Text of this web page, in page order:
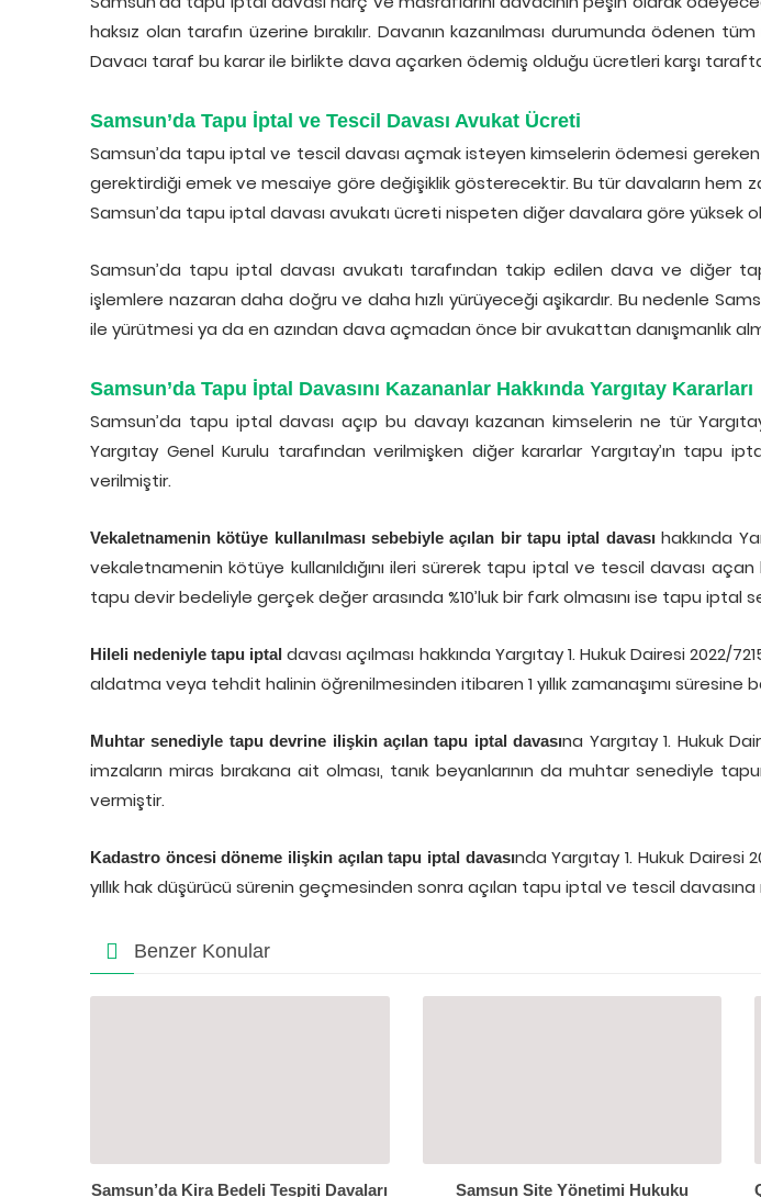
haksız olan tarafın üzerine bırakılır. Davanın kazanılması durumunda ödenen
Davacı taraf bu karar ile birlikte dava açarken ödemiş olduğu ücretleri karşı
Samsun’da Tapu İptal ve Tescil Davası Avukat Ücreti
Samsun’da tapu iptal ve tescil davası açmak isteyen kimselerin ödemesi
gerektirdiği emek ve mesaiye göre değişiklik gösterecektir. Bu tür davaların
Samsun’da tapu iptal davası avukatı ücreti nispeten diğer davalara göre yüksek
Samsun’da tapu iptal davası avukatı tarafından takip edilen dava ve diğer
işlemlere nazaran daha doğru ve daha hızlı yürüyeceği aşikardır. Bu nedenle
ile yürütmesi ya da en azından dava açmadan önce bir avukattan danışmanlık
Samsun’da Tapu İptal Davasını Kazananlar Hakkında Yargıtay Kararları
Samsun’da tapu iptal davası açıp bu davayı kazanan kimselerin ne tür
Yargıtay Genel Kurulu tarafından verilmişken diğer kararlar Yargıtay’ın tapu
verilmiştir.
Vekaletnamenin kötüye kullanılması sebebiyle açılan bir tapu iptal davasıhakkında
vekaletnamenin kötüye kullanıldığını ileri sürerek tapu iptal ve tescil davası
tapu devir bedeliyle gerçek değer arasında %10’luk bir fark olmasını ise tapu
Hileli nedeniyle tapu iptal davası açılması hakkında Yargıtay 1. Hukuk Dairesi 2022/
aldatma veya tehdit halinin öğrenilmesinden itibaren 1 yıllık zamanaşımı
Muhtar senediyle tapu devrine ilişkin açılan tapu iptal davasına Yargıtay 1. Hukuk
imzaların miras bırakana ait olması, tanık beyanlarının da muhtar senediyle
vermiştir.
Kadastro öncesi döneme ilişkin açılan tapu iptal davasında Yargıtay 1. Hukuk Dairesi
yıllık hak düşürücü sürenin geçmesinden sonra açılan tapu iptal ve tescil davasına
Benzer Konular
Samsun’da Kira Bedeli Tespiti Davaları Samsun Site Yönetimi Hukuku